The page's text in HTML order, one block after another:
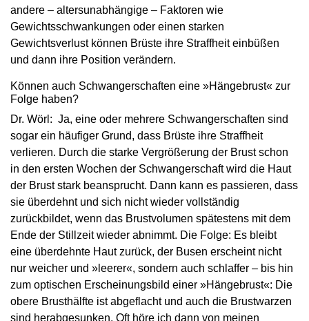
andere – altersunabhängige – Faktoren wie
Gewichtsschwankungen oder einen starken
Gewichtsverlust können Brüste ihre Straffheit einbüßen
und dann ihre Position verändern.
Können auch Schwangerschaften eine »Hängebrust« zur
Folge haben?
Dr. Wörl: Ja, eine oder mehrere Schwangerschaften sind
sogar ein häufiger Grund, dass Brüste ihre Straffheit
verlieren. Durch die starke Vergrößerung der Brust schon
in den ersten Wochen der Schwangerschaft wird die Haut
der Brust stark beansprucht. Dann kann es passieren, dass
sie überdehnt und sich nicht wieder vollständig
zurückbildet, wenn das Brustvolumen spätestens mit dem
Ende der Stillzeit wieder abnimmt. Die Folge: Es bleibt
eine überdehnte Haut zurück, der Busen erscheint nicht
nur weicher und »leerer«, sondern auch schlaffer – bis hin
zum optischen Erscheinungsbild einer »Hängebrust«: Die
obere Brusthälfte ist abgeflacht und auch die Brustwarzen
sind herabgesunken. Oft höre ich dann von meinen